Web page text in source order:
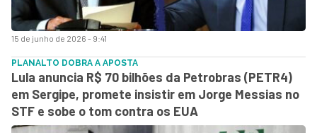
15 de junho de 2026 - 9:41
PLANALTO DOBRA A APOSTA
Lula anuncia R$ 70 bilhões da Petrobras (PETR4)
em Sergipe, promete insistir em Jorge Messias no
STF e sobe o tom contra os EUA